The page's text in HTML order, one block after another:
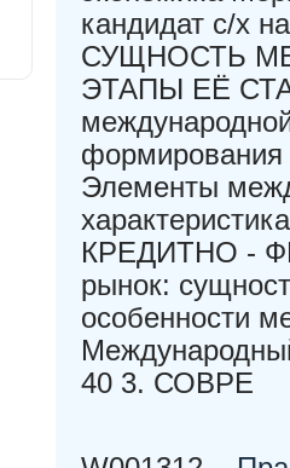
кандидат с/х
СУЩНОСТЬ
ЭТАПЫ ЕЁ
формирования
Элементы
КРЕДИТНО -
рынок:
особенности
40 3. СОВРЕ